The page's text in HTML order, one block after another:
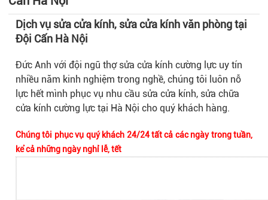
Dịch vụ sửa cửa kính, sửa cửa kính văn phòng tại
Đội Cấn Hà Nội
Đức Anh với đội ngũ thợ sửa cửa kính cường lực uy tín
nhiều năm kinh nghiệm trong nghề, chúng tôi luôn nỗ
lực hết mình phục vụ nhu cầu sửa cửa kính, sửa chữa
cửa kính cường lực tại Hà Nội cho quý khách hàng.
Chúng tôi phục vụ quý khách 24/24 tất cả các ngày trong tuần,
kể cả những ngày nghỉ lễ, tết